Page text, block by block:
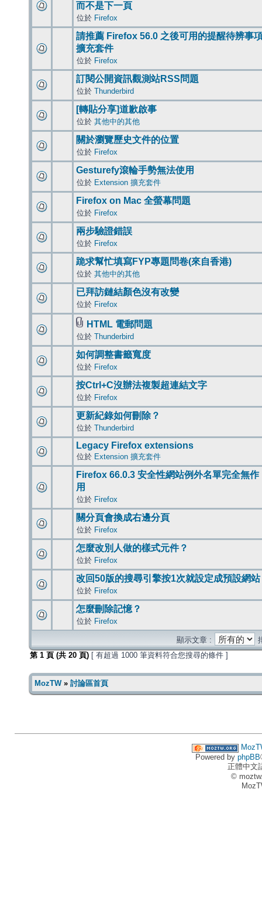
而不是下一頁
位於 Firefox
請推薦 Firefox 56.0 之後可用的提醒待辨事
擴充套件
位於 Firefox
訂閱公開資訊觀測站RSS問題
位於 Thunderbird
[轉貼分享]道歉啟事
位於 其他中的其他
關於瀏覽歷史文件的位置
位於 Firefox
Gesturefy滾輪手勢無法使用
位於 Extension 擴充套件
Firefox on Mac 全螢幕問題
位於 Firefox
兩步驗證錯誤
位於 Firefox
跪求幫忙填寫FYP專題問卷(來自香港)
位於 其他中的其他
已拜訪鏈結顏色沒有改變
位於 Firefox
HTML 電郵問題
位於 Thunderbird
如何調整書籤寬度
位於 Firefox
按Ctrl+C沒辦法複製超連結文字
位於 Firefox
更新紀錄如何刪除？
位於 Thunderbird
Legacy Firefox extensions
位於 Extension 擴充套件
Firefox 66.0.3 安全性網站例外名單完全無作
用
位於 Firefox
關分頁會換成右邊分頁
位於 Firefox
怎麼改別人做的樣式元件？
位於 Firefox
改回50版的搜尋引擎按1次就設定成預設網站
位於 Firefox
怎麼刪除記憶？
位於 Firefox
顯示文章 :
第 1 頁 (共 20 頁) [ 有超過 1000 筆資料符合您搜尋的條件 ]
MozTW» 討論區首頁
Powered by phpBB
正體中文
©